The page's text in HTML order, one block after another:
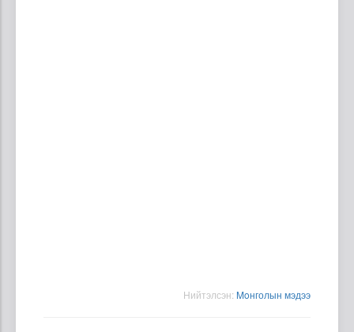
Нийтэлсэн: Moнголын мэдээ